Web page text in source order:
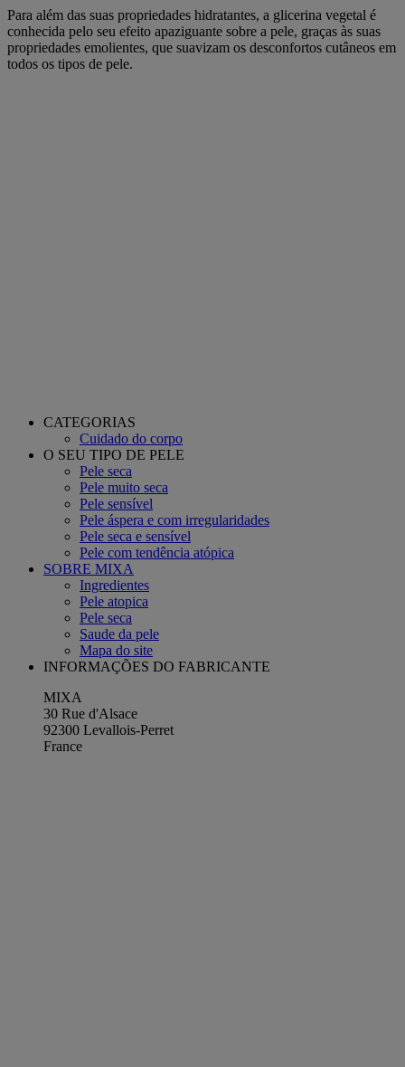
Para além das suas propriedades hidratantes, a glicerina vegetal é
conhecida pelo seu efeito apaziguante sobre a pele, graças às suas
propriedades emolientes, que suavizam os desconfortos cutâneos em
todos os tipos de pele.
CATEGORIAS
Cuidado do corpo
O SEU TIPO DE PELE
Pele seca
Pele muito seca
Pele sensível
Pele áspera e com irregularidades
Pele seca e sensível
Pele com tendência atópica
SOBRE MIXA
Ingredientes
Pele atopica
Pele seca
Saude da pele
Mapa do site
INFORMAÇÕES DO FABRICANTE
MIXA
30 Rue d'Alsace
92300 Levallois-Perret
France